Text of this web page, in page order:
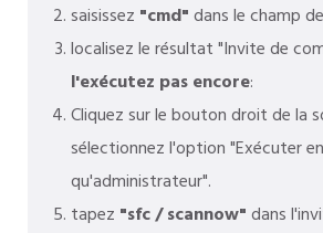
saisissez "cmd"dans le champ
localisez le résultat "Invite de
l'exécutez pas encore:
Cliquez sur le bouton droit de la
sélectionnez l'option "Exécuter
qu'administrateur".
tapez "sfc / scannow"dans